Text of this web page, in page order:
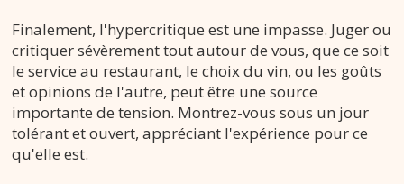
Finalement, l'hypercritique est une impasse. Juger ou
critiquer sévèrement tout autour de vous, que ce soit
le service au restaurant, le choix du vin, ou les goûts
et opinions de l'autre, peut être une source
importante de tension. Montrez-vous sous un jour
tolérant et ouvert, appréciant l'expérience pour ce
qu'elle est.